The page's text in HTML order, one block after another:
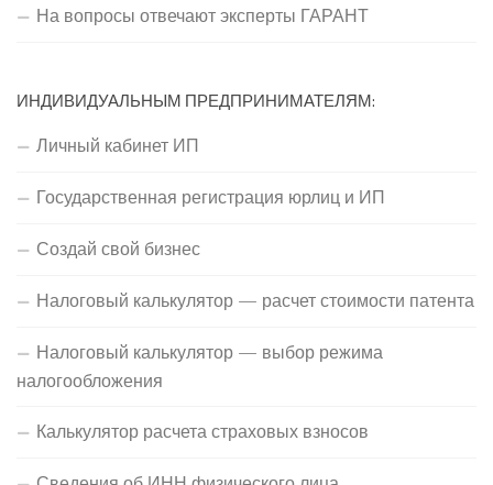
На вопросы отвечают эксперты ГАРАНТ
ИНДИВИДУАЛЬНЫМ ПРЕДПРИНИМАТЕЛЯМ:
Личный кабинет ИП
Государственная регистрация юрлиц и ИП
Создай свой бизнес
Налоговый калькулятор — расчет стоимости патента
Налоговый калькулятор — выбор режима
налогообложения
Калькулятор расчета страховых взносов